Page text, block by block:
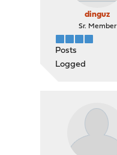
dinguz
Sr. Member
Posts
Logged